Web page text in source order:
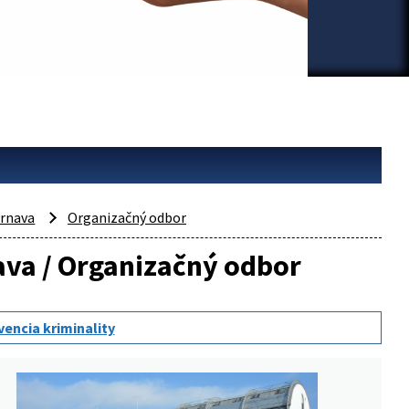
Organizačný odbor
/ Organizačný odbor
kriminality